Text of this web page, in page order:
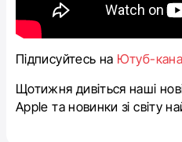
Підписуйтесь на Ютуб-
Щотижня дивіться наші
Apple та новинки зі світу